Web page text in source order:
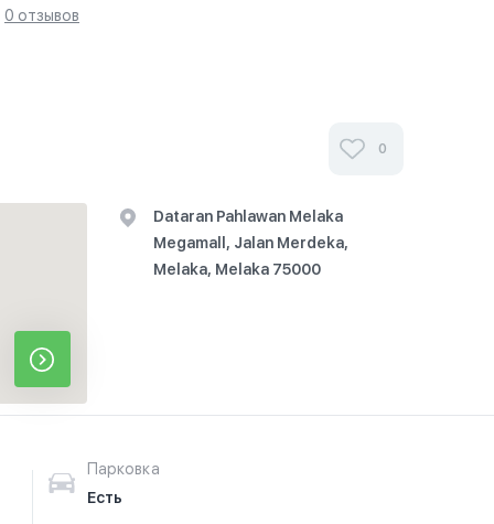
0 отзывов
0
Dataran Pahlawan Melaka
Megamall, Jalan Merdeka,
Melaka, Melaka 75000
Парковка
Есть